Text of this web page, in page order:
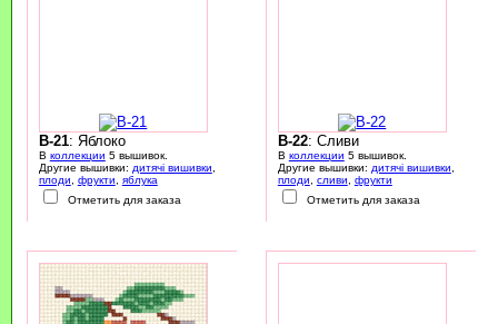
B-21: Яблоко
В коллекции 5 вышивок.
Другие вышивки: дитячі вишивки
плоди
фрукти
яблука
Отметить для заказа
B-22: Сливи
В коллекции 5 вышивок.
Другие вышивки: дитячі вишивки
плоди
сливи
фрукти
Отметить для заказа